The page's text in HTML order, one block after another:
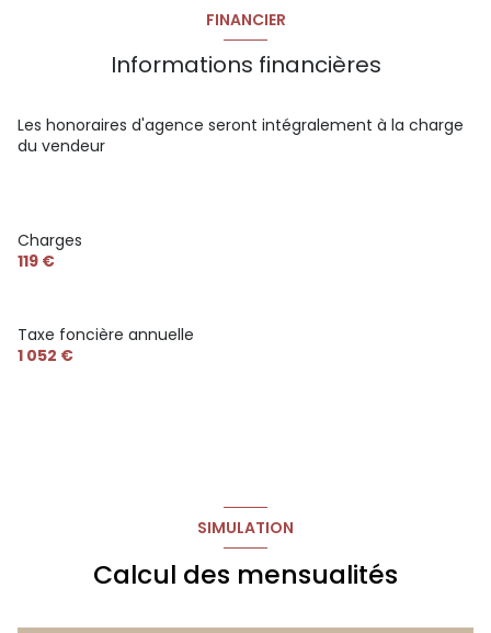
FINANCIER
Informations financières
Les honoraires d'agence seront intégralement à la charge
du vendeur
Charges
119 €
Taxe foncière annuelle
1 052 €
SIMULATION
Calcul des mensualités